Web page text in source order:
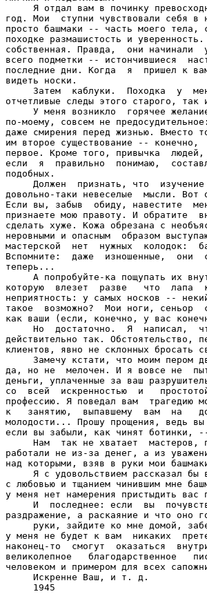
Я отдал вам в починку
год. Мои  ступни чувствовали себя
просто башмаки -- часть моего тела,
походке размашистость и
собственная. Правда,  они начинали
всего подметки -- истончившиеся
последние дни. Когда  я  пришел к
видеть носки.
Затем  каблуки.  Походка  у
отчетливые следы этого старого, так
У меня возникло  горячее
по-моему, совсем не
даже смирения перед жизнью. Вместо
им второе существование --
первое. Кроме того, привычка
если  я  правильно  понимаю,
подобных.
Должен  признать, что
довольно-таки невеселые  мысли.
Если вы, забыв  обиду, навестите
признаете мою правоту. И обратите
сделать хуже. Кожа обрезана с
неровными и опасным  образом
мастерской  нет  нужных  колодок:
Вспомните:  даже  изношенные,  они
теперь...
А попробуйте-ка пощупать их
которую  влезет  разве   что  лапа
неприятность: у самых носков --
такое  возможно?  Мои ноги, сеньор
как ваши (если, конечно, у вас
Но  достаточно.  Я  написал,
действительно так. Обстоятельство,
клиентов, явно не склонных бросать
Замечу кстати, что моим пером
да, но не  мелочен. И я вовсе не
деньги, уплаченные за ваш
со  всей  искренностью  и
профессию. Я поведал вам  трагедию
к   занятию,  выпавшему  вам  на
молодости... Прошу прощения, ведь
если вы забыли, как чинят ботинки,
Нам  так не хватает  мастеров,
работали не из-за денег, а из
над которыми, взяв в руки мои
Я с удовольствием рассказал бы
с любовью и тщанием чинившим мне
у меня нет намерения пристыдить вас
И  последнее: если  вы
раздражение, а раскаяние и что оно
руки, зайдите ко мне домой,
у меня не будет к вам  никаких
наконец-то  смогут  оказаться
великолепное   благодарственное
человеком и примером для всех
     Искренне Ваш, и т. д.
     1945